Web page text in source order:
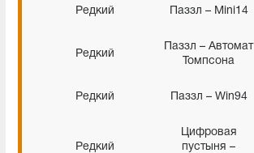
Редкий Паззл – Mini14
Редкий
Паззл – Автомат
Томпсона
Редкий Паззл – Win94
Редкий
Цифровая
пустыня –